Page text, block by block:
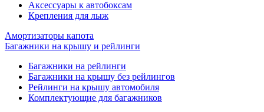
Аксессуары к автобоксам
Крепления для лыж
Амортизаторы капота
Багажники на крышу и рейлинги
Багажники на рейлинги
Багажники на крышу без рейлингов
Рейлинги на крышу автомобиля
Комплектующие для багажников